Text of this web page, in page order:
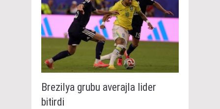
Brezilya grubu averajla lider
bitirdi